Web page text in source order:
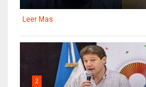
Leer Mas
2